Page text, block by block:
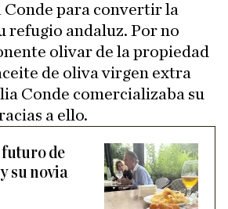
Conde para convertir la
refugio andaluz. Por no
olivar de la propiedad
de oliva virgen extra
Conde comercializaba su
a ello.
futuro de
su novia